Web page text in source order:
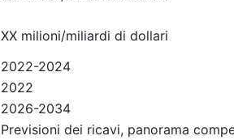
XX milioni/miliardi di dollari
2022-2024
2022
2026-2034
Previsioni dei ricavi, panorama